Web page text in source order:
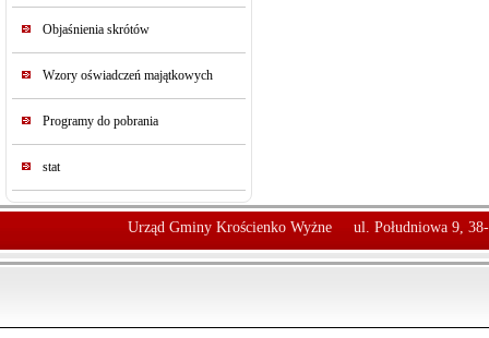
Objaśnienia skrótów
Wzory oświadczeń majątkowych
Programy do pobrania
stat
Urząd Gminy Krościenko Wyżne ul. Południowa 9,